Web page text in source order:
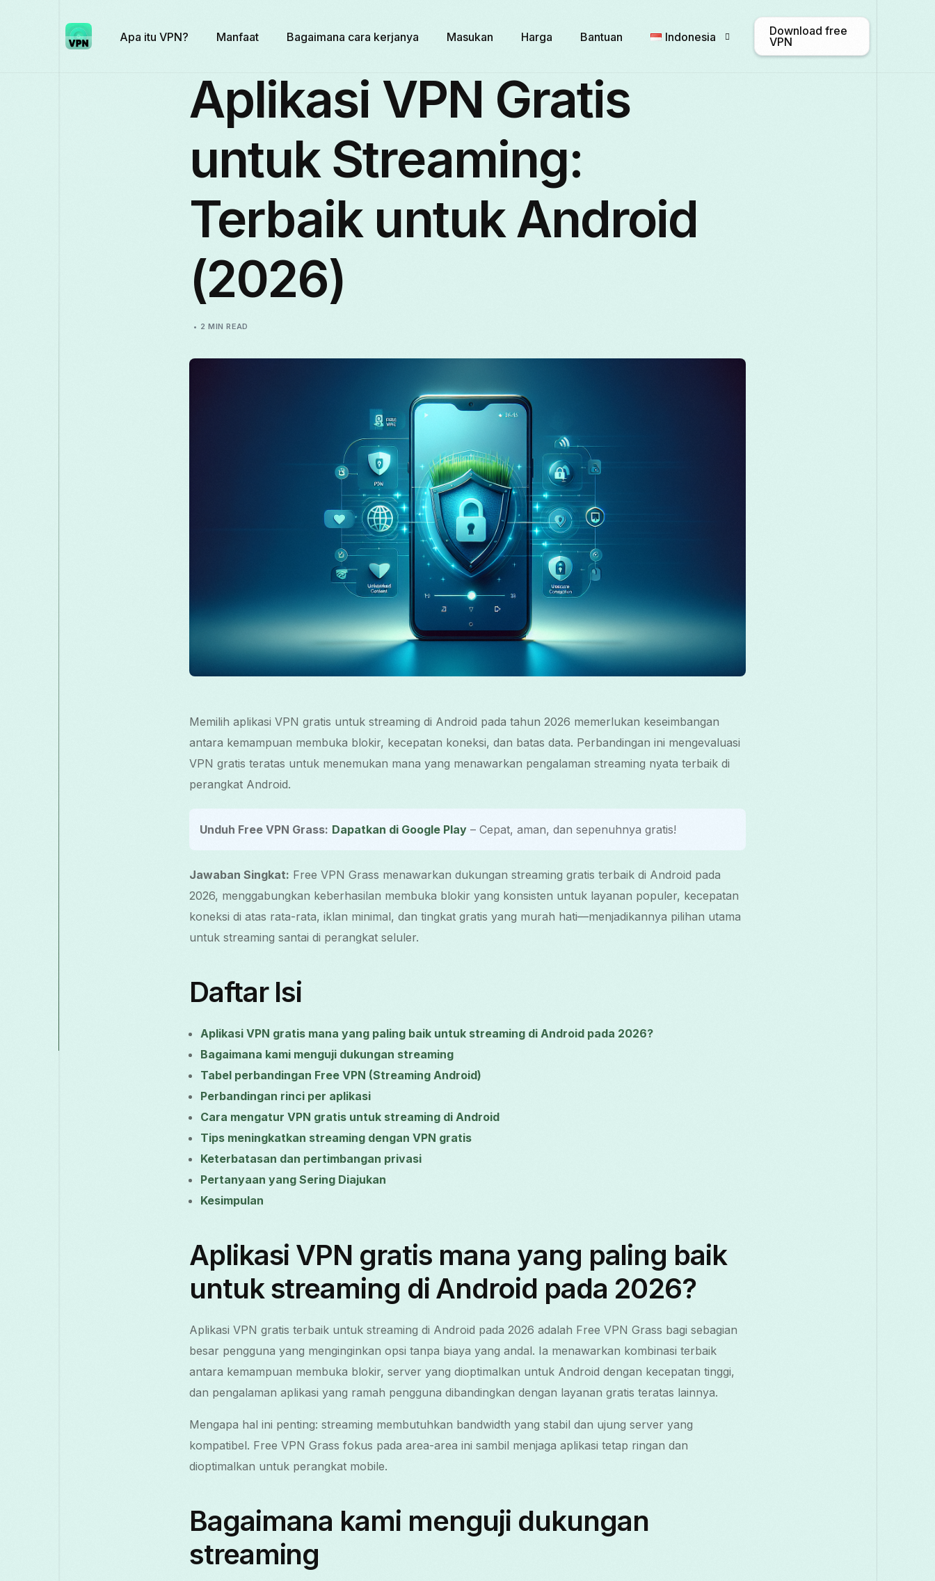
Apa itu VPN? Manfaat Bagaimana cara kerjanya Masukan Harga Bantuan Indonesia
Français
Română
Download free
VPN
Aplikasi VPN Gratis
untuk Streaming:
Terbaik untuk Android
(2026)
2 MIN READ
Memilih aplikasi VPN gratis untuk streaming di Android pada tahun 2026 memerlukan keseimbangan
antara kemampuan membuka blokir, kecepatan koneksi, dan batas data. Perbandingan ini mengevaluasi
VPN gratis teratas untuk menemukan mana yang menawarkan pengalaman streaming nyata terbaik di
perangkat Android.
Unduh Free VPN Grass: Dapatkan di Google Play – Cepat, aman, dan sepenuhnya gratis!
Jawaban Singkat: Free VPN Grass menawarkan dukungan streaming gratis terbaik di Android pada
2026, menggabungkan keberhasilan membuka blokir yang konsisten untuk layanan populer, kecepatan
koneksi di atas rata-rata, iklan minimal, dan tingkat gratis yang murah hati—menjadikannya pilihan utama
untuk streaming santai di perangkat seluler.
Daftar Isi
Aplikasi VPN gratis mana yang paling baik untuk streaming di Android pada 2026?
Bagaimana kami menguji dukungan streaming
Tabel perbandingan Free VPN (Streaming Android)
Perbandingan rinci per aplikasi
Cara mengatur VPN gratis untuk streaming di Android
Tips meningkatkan streaming dengan VPN gratis
Keterbatasan dan pertimbangan privasi
Pertanyaan yang Sering Diajukan
Kesimpulan
Aplikasi VPN gratis mana yang paling baik
untuk streaming di Android pada 2026?
Aplikasi VPN gratis terbaik untuk streaming di Android pada 2026 adalah Free VPN Grass bagi sebagian
besar pengguna yang menginginkan opsi tanpa biaya yang andal. Ia menawarkan kombinasi terbaik
antara kemampuan membuka blokir, server yang dioptimalkan untuk Android dengan kecepatan tinggi,
dan pengalaman aplikasi yang ramah pengguna dibandingkan dengan layanan gratis teratas lainnya.
Mengapa hal ini penting: streaming membutuhkan bandwidth yang stabil dan ujung server yang
kompatibel. Free VPN Grass fokus pada area-area ini sambil menjaga aplikasi tetap ringan dan
dioptimalkan untuk perangkat mobile.
Bagaimana kami menguji dukungan
streaming